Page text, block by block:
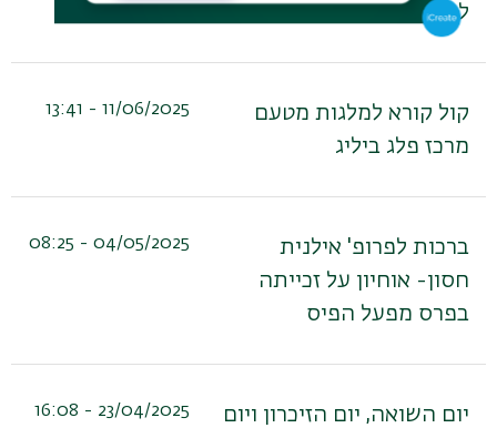
לסטודנט
קול קורא למלגות מטעם
מרכז פלג ביליג
11/06/2025 - 13:41
ברכות לפרופ' אילנית
חסון- אוחיון על זכייתה
בפרס מפעל הפיס
04/05/2025 - 08:25
יום השואה, יום הזיכרון ויום
23/04/2025 - 16:08